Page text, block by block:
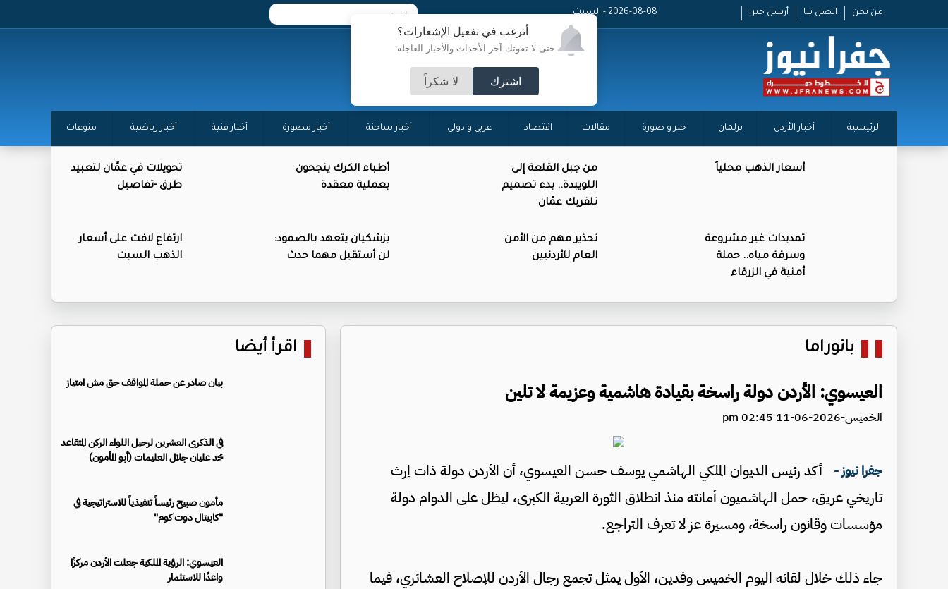
أترغب في تفعيل الإشعارات؟
حتى لا تفوتك آخر الأحداث والأخبار العاجلة
اشترك لا شكراً
من نحن اتصل بنا أرسل خبرا 2026-08-08 - السبت
الرئيسية أخبار الأردن برلمان خبر و صورة مقالات اقتصاد عربي و دولي أخبار ساخنة أخبار مصورة أخبار فنية أخبار رياضية منوعات
أسعار الذهب محلياً
من جبل القلعة إلى
اللويبدة.. بدء تصميم
تلفريك عمّان
أطباء الكرك ينجحون
بعملية معقدة
تحويلات في عمَّان لتعبيد
طرق -تفاصيل
تمديدات غير مشروعة
وسرقة مياه.. حملة
أمنية في الزرقاء
تحذير مهم من الأمن
العام للأردنيين
بزشكيان يتعهد بالصمود:
لن أستقيل مهما حدث
ارتفاع لافت على أسعار
الذهب السبت
بانوراما
العيسوي: الأردن دولة راسخة بقيادة هاشمية وعزيمة لا تلين
الخميس-2026-06-11 02:45 pm
جفرا نيوز -
أكد رئيس الديوان الملكي الهاشمي يوسف حسن العيسوي، أن الأردن دولة ذات إرث
تاريخي عريق، حمل الهاشميون أمانته منذ انطلاق الثورة العربية الكبرى، ليظل على الدوام دولة
مؤسسات وقانون راسخة، ومسيرة عز لا تعرف التراجع.
جاء ذلك خلال لقائه اليوم الخميس وفدين، الأول يمثل تجمع رجال الأردن للإصلاح العشائري، فيما
اقرأ أيضا
بيان صادر عن حملة المواقف حق مش امتياز
في الذكرى العشرين لرحيل اللواء الركن المتقاعد
محمد عليان جلال العليمات (أبو المأمون)
مأمون صبيح رئيساً تنفيذياً للاستراتيجية في
"كابيتال دوت كوم"
العيسوي: الرؤية الملكية جعلت الأردن مركزًا
واعدًا للاستثمار